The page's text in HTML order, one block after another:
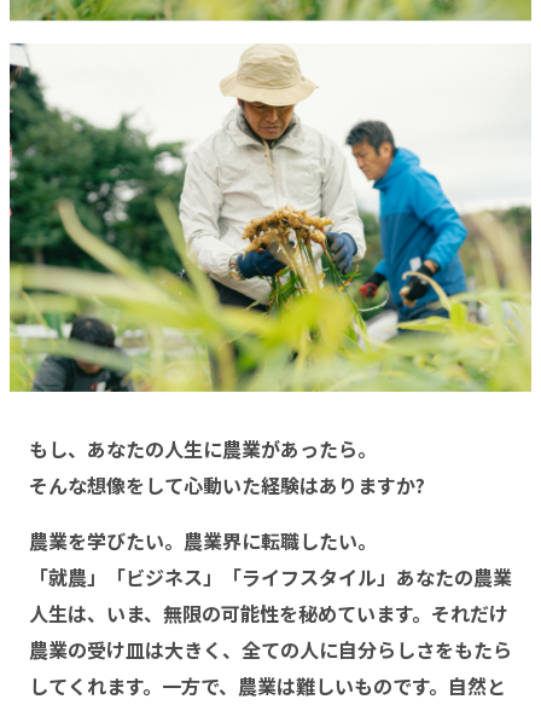
もし、あなたの人生に農業があったら。
そんな想像をして心動いた経験はありますか?
農業を学びたい。農業界に転職したい。
「就農」「ビジネス」「ライフスタイル」あなたの農業
人生は、いま、無限の可能性を秘めています。それだけ
農業の受け皿は大きく、全ての人に自分らしさをもたら
してくれます。一方で、農業は難しいものです。自然と